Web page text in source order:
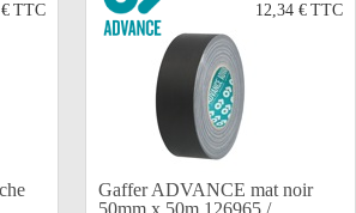
TTC
12,34 € TTC
Gaffer ADVANCE mat noir
50mm x 50m 126965 /...